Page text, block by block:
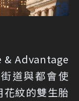
& Advantage
道與都會使
紋的雙生胎